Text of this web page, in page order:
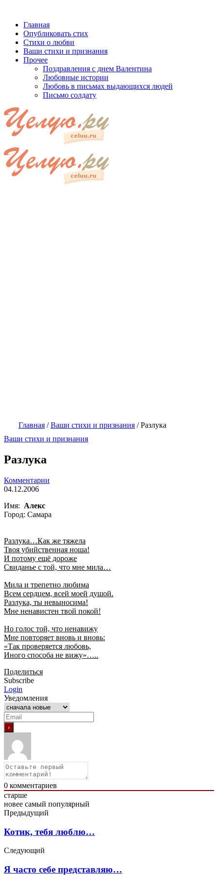
Главная
Опубликовать стих
Стихи о любви
Ваши стихи и признания
Прочее
Поздравления с днем Валентина
Любовные истории
Любовь в письмах выдающихся людей
Письмо солдату
Главная /Ваши стихи и признания /Разлука
Ваши стихи и признания
Разлука
Комментарии
04.12.2006
Имя: Алекс
Город: Самара
Разлука…Как же тяжела
Твоя убийственная ноша!
И потому ещё дороже
Свиданье с той, что мне мила…
Мила и трепетно любима
Всем сердцем, всей моей душой.
Разлука, ты невыносима!
Мне ненавистен твой покой!
Но голос той, что ненавижу
Мне повторяет вновь и вновь:
«Так проверяется любовь,
Иного способа не вижу»…..
Поделиться
Subscribe
Login
Уведомления
0 комментариев
старше
новее самый популярный
Предыдущий
Котик, тебя люблю…
Следующий
Я часто себе представляю…